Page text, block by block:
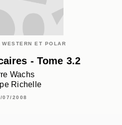
WESTERN ET POLAR
- Tome 3.2
Wachs
Richelle
07/2008